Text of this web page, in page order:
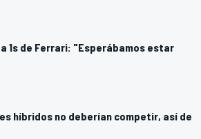
1s de Ferrari: "Esperábamos estar
híbridos no deberían competir, así de